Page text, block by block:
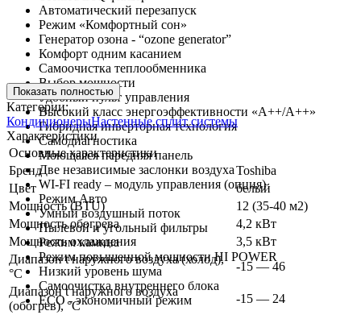
Автоматический перезапуск
Режим «Комфортный сон»
Генератор озона - “ozone generator”
Комфорт одним касанием
Самоочистка теплообменника
Выбор мощности
Удобный пульт управления
Высокий класс энергоэффективности «А++/А++»
Гибридная инверторная технология
Самодиагностика
Моющаяся передняя панель
Две независимые заслонки воздуха
WI-FI ready – модуль управления (опция)
Режим Авто
Умный воздушный поток
Пылевой и угольный фильтры
Режим камина
Режим повышенной мощности HI POWER
Низкий уровень шума
Самоочистка внутреннего блока
ECO - экономичный режим
Показать полностью
Категории:
КондиционерыНастенные сплит системы
Характеристики
Основные характеристики
Бренд
Toshiba
Цвет
белый
Мощность (BTU)
12 (35-40 м2)
Мощность обогрева
4,2 кВт
Мощность охлаждения
3,5 кВт
Диапазон t наружного воздуха (холод),
°C
-15 — 46
Диапазон t наружного воздуха
(обогрев), °C
-15 — 24